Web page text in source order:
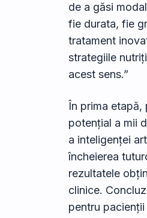
de a găsi
fie durata, fie
tratament
strategiile
acest sens.”
În prima
potențial a mii
a inteligenței
încheierea
rezultatele
clinice.
pentru